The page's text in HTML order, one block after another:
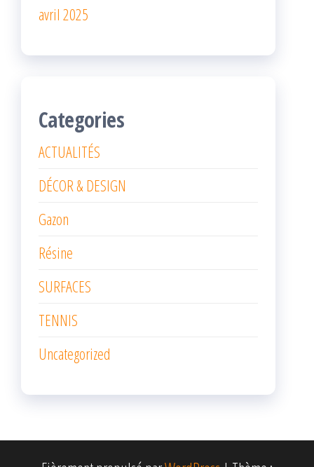
avril 2025
Categories
ACTUALITÉS
DÉCOR & DESIGN
Gazon
Résine
SURFACES
TENNIS
Uncategorized